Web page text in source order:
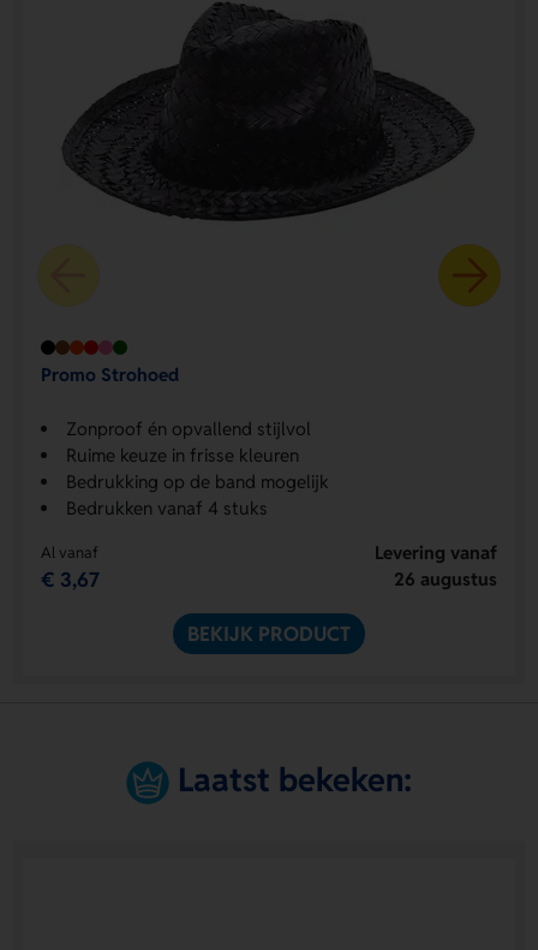
Promo Strohoed
Zonproof én opvallend stijlvol
Ruime keuze in frisse kleuren
Bedrukking op de band mogelijk
Bedrukken vanaf 4 stuks
Al vanaf
€ 3,67
Levering vanaf
26 augustus
BEKIJK PRODUCT
Laatst bekeken: